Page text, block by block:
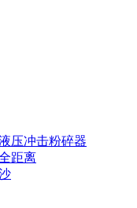
压冲击粉碎器
距离